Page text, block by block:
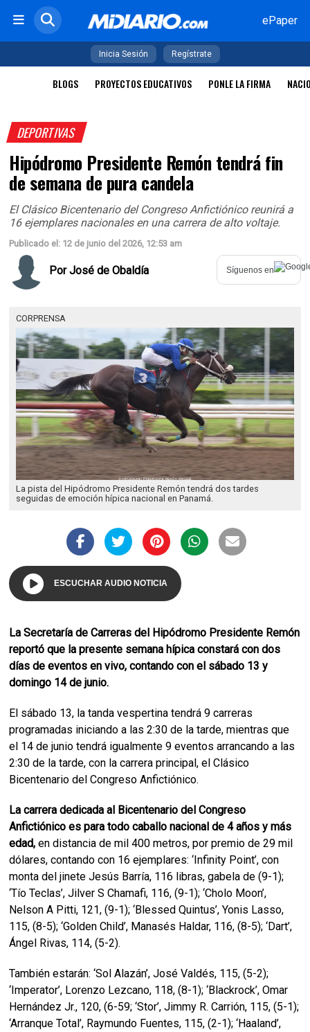
ePaper
Inicia Sesión Regístrate
BLOGS PROYECTOS EDUCATIVOS PONLE LA FIRMA
DEPORTIVAS
Hipódromo Presidente Remón tendrá fin
de semana de pura candela
El Clásico Bicentenario del Congreso Anfictiónico reunirá a
16 ejemplares nacionales en una carrera de alto voltaje.
Publicado el: 12 de junio del 2026, 12:53 am
PorJosé de Obaldía Síguenos en
CORPRENSA
La pista del Hipódromo Presidente Remón tendrá dos tardes
seguidas de emoción hípica nacional en Panamá.
ESCUCHAR AUDIO NOTICIA
La Secretaría de Carreras del Hipódromo Presidente Remón
reportó que la presente semana hípica constará con dos
días de eventos en vivo, contando con el sábado 13 y
domingo 14 de junio.
El sábado 13, la tanda vespertina tendrá 9 carreras
programadas iniciando a las 2:30 de la tarde, mientras que
el 14 de junio tendrá igualmente 9 eventos arrancando a las
2:30 de la tarde, con la carrera principal, el Clásico
Bicentenario del Congreso Anfictiónico.
La carrera dedicada al Bicentenario del Congreso
Anfictiónico es para todo caballo nacional de 4 años y más
edad, en distancia de mil 400 metros, por premio de 29 mil
dólares, contando con 16 ejemplares: ‘Infinity Point’, con
monta del jinete Jesús Barría, 116 libras, gabela de (9-1);
‘Tío Teclas’, Jilver S Chamafi, 116, (9-1); ‘Cholo Moon’,
Nelson A Pitti, 121, (9-1); ‘Blessed Quintus’, Yonis Lasso,
115, (8-5); ‘Golden Child’, Manasés Haldar, 116, (8-5); ‘Dart’,
Ángel Rivas, 114, (5-2).
También estarán: ‘Sol Alazán’, José Valdés, 115, (5-2);
‘Imperator’, Lorenzo Lezcano, 118, (8-1); ‘Blackrock’, Omar
Hernández Jr., 120, (6-59; ‘Stor’, Jimmy R. Carrión, 115, (5-1);
‘Arranque Total’, Raymundo Fuentes, 115, (2-1); ‘Haaland’,